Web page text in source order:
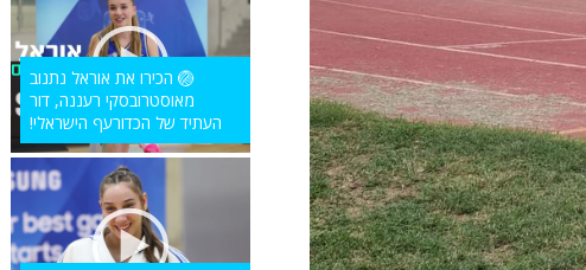
🏐 הכירו את אוראל נתנוב
מאוסטרובסקי רעננה, דור
העתיד של הכדורעף הישראלי!